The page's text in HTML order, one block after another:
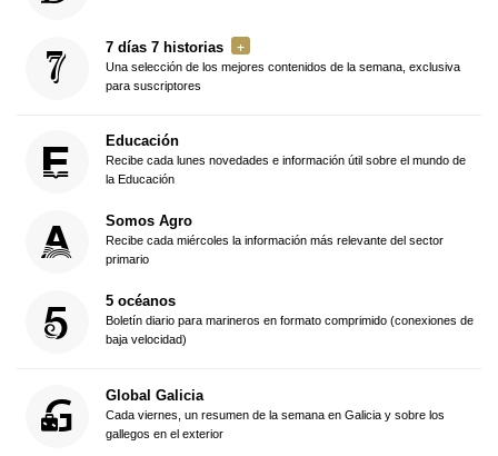
7 días 7 historias
Una selección de los mejores contenidos de la semana, exclusiva
para suscriptores
Educación
Recibe cada lunes novedades e información útil sobre el mundo de
la Educación
Somos Agro
Recibe cada miércoles la información más relevante del sector
primario
5 océanos
Boletín diario para marineros en formato comprimido (conexiones de
baja velocidad)
Global Galicia
Cada viernes, un resumen de la semana en Galicia y sobre los
gallegos en el exterior